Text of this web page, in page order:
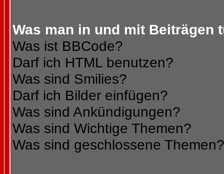
Was man in und mit Beiträgen
Was ist BBCode?
Darf ich HTML benutzen?
Was sind Smilies?
Darf ich Bilder einfügen?
Was sind Ankündigungen?
Was sind Wichtige Themen?
Was sind geschlossene Themen?